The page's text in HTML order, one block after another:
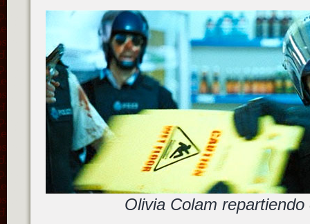
Olivia Colam